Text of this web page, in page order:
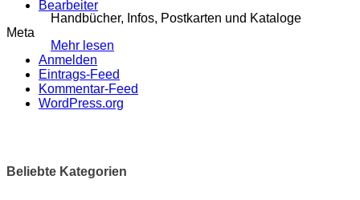
Handbücher, Infos, Postkarten und Kataloge
Mehr lesen
Bearbeiter
Meta
Anmelden
Eintrags-Feed
Kommentar-Feed
WordPress.org
Beliebte Kategorien